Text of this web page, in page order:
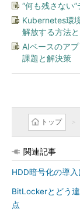
“何も残さない
Kubernetes環
解放する方法
AIベースのア
課題と解決策
トップ
関連記事
HDD暗号化の導
BitLockerとどう
点